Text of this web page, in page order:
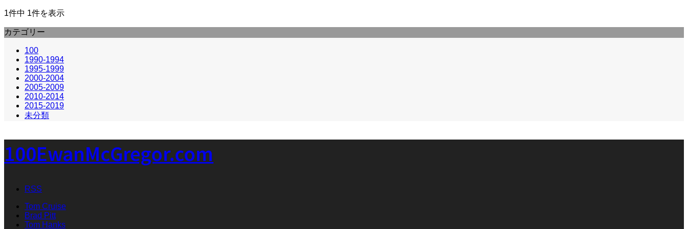
1件中 1件を表示
カテゴリー
100
1990-1994
1995-1999
2000-2004
2005-2009
2010-2014
2015-2019
未分類
100EwanMcGregor.com
RSS
Tom Cruise
Brad Pitt
Tom Hanks